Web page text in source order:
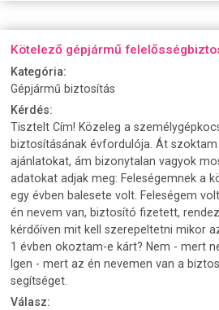
Kötelező gépjármű
Kategória:
Gépjármű biztosítás
Kérdés:
Tisztelt Cím! Közeleg a
biztosításának évfordulója. Át
ajánlatokat, ám bizonytalan vagyok
adatokat adjak meg: Feleségemnek a
egy évben balesete volt. Feleségem
én nevem van, biztosító fizetett,
kérdőíven mit kell szerepeltetni mikor
1 évben okoztam-e kárt? Nem - mert
Igen - mert az én nevemen van a
segítséget.
Válasz: